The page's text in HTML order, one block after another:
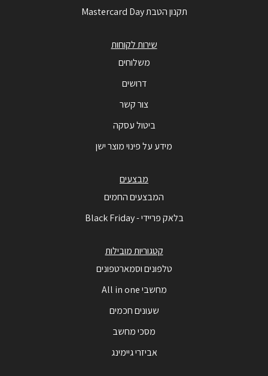
תקנון הטבת Mastercard Day
שירות לקוחות
משלוחים
דרושים
צור קשר
ביטול עסקה
מידע על פינוי מוצר ישן
מבצעים
המבצעים החמים
בלאק פריידי - Black Friday
קטגוריות מובילות
טלפונים וסמארטפונים
מחשבי All in one
שעונים חכמים
מסכי מחשב
אביזרי גיימינג